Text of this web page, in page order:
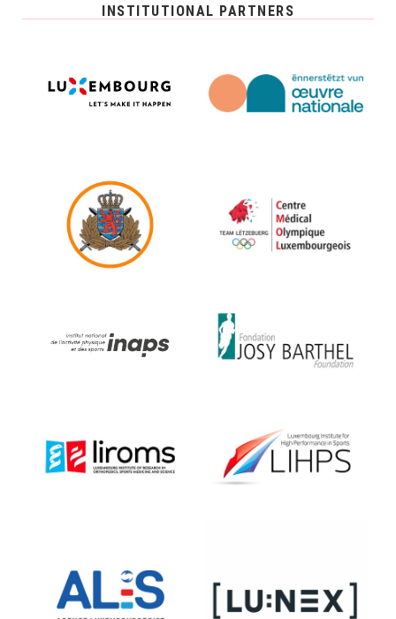
INSTITUTIONAL PARTNERS